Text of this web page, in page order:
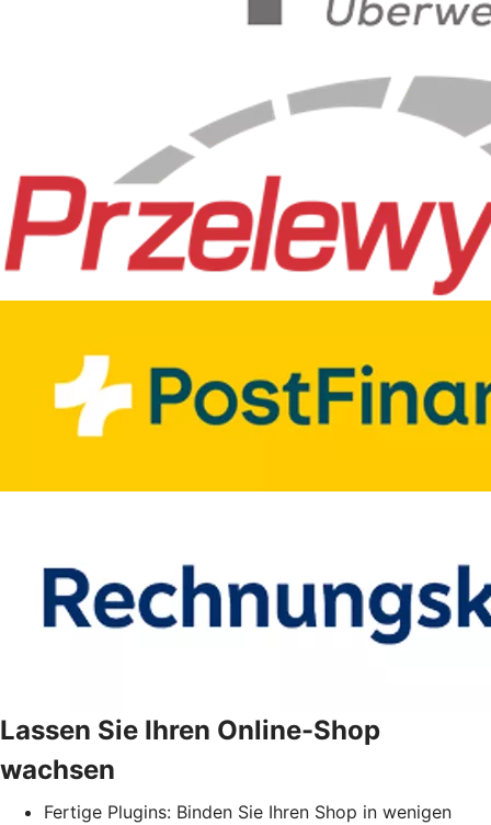
Lassen Sie Ihren Online-Shop
wachsen
Fertige Plugins: Binden Sie Ihren Shop in wenigen